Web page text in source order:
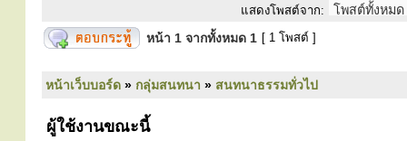
แสดงโพสต์จาก:
หน้า 1 จากทั้งหมด 1 [ 1 โพสต์ ]
หน้าเว็บบอร์ด » กลุ่มสนทนา » สนทนาธรรมทั่วไป
ผู้ใช้งานขณะนี้